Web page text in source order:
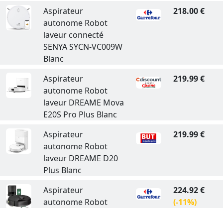
Aspirateur
autonome Robot
laveur connecté
SENYA SYCN-VC009W
Blanc
218.00 €
Aspirateur
autonome Robot
laveur DREAME Mova
E20S Pro Plus Blanc
219.99 €
Aspirateur
autonome Robot
laveur DREAME D20
Plus Blanc
219.99 €
Aspirateur
autonome Robot
224.92 €
(-11%)